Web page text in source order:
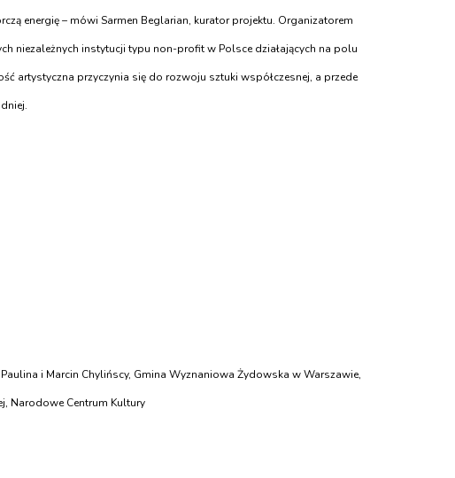
energię – mówi Sarmen Beglarian, kurator projektu. Organizatorem
niezależnych instytucji typu non-profit w Polsce działających na polu
artystyczna przyczynia się do rozwoju sztuki współczesnej, a przede
i Marcin Chylińscy, Gmina Wyznaniowa Żydowska w Warszawie,
Narodowe Centrum Kultury